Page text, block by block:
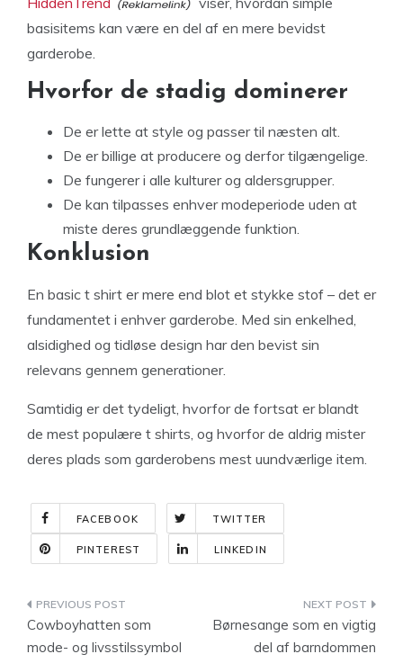
basisitems kan være en del af en mere bevidst
garderobe.
Hvorfor de stadig dominerer
De er lette at style og passer til næsten alt.
De er billige at producere og derfor tilgængelige.
De fungerer i alle kulturer og aldersgrupper.
De kan tilpasses enhver modeperiode uden at
miste deres grundlæggende funktion.
Konklusion
En basic t shirt er mere end blot et stykke stof – det er
fundamentet i enhver garderobe. Med sin enkelhed,
alsidighed og tidløse design har den bevist sin
relevans gennem generationer.
Samtidig er det tydeligt, hvorfor de fortsat er blandt
de mest populære t shirts, og hvorfor de aldrig mister
deres plads som garderobens mest uundværlige item.
FACEBOOK TWITTER
PINTEREST LINKEDIN
Indlægsnavigation
Cowboyhatten som
mode- og livsstilssymbol
Børnesange som en vigtig
del af barndommen